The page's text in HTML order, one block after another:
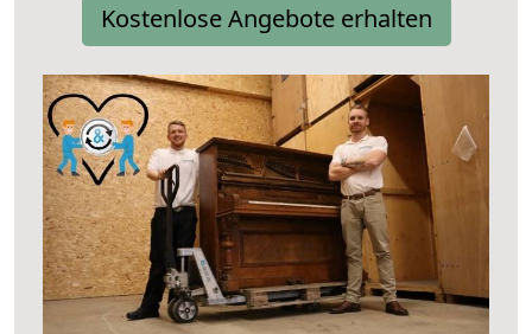
Kostenlose Angebote erhalten